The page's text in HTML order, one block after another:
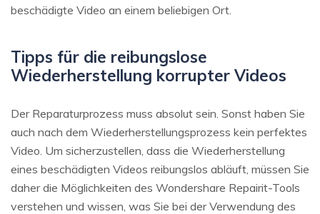
beschädigte Video an einem beliebigen Ort.
Tipps für die reibungslose
Wiederherstellung korrupter Videos
Der Reparaturprozess muss absolut sein. Sonst haben Sie
auch nach dem Wiederherstellungsprozess kein perfektes
Video. Um sicherzustellen, dass die Wiederherstellung
eines beschädigten Videos reibungslos abläuft, müssen Sie
daher die Möglichkeiten des Wondershare Repairit-Tools
verstehen und wissen, was Sie bei der Verwendung des